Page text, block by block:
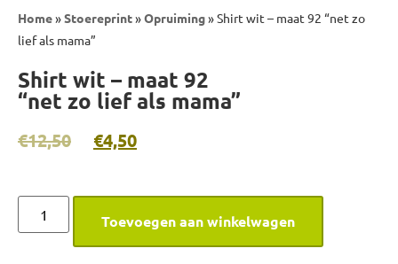
Home»Stoereprint»Opruiming»Shirt wit – maat 92 “net zo
lief als mama”
Shirt wit – maat 92
“net zo lief als mama”
€12,50 €4,50
Toevoegen aan winkelwagen